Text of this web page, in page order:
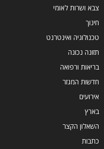
צבא ושרות לאומי
חינוך
טכנולוגיה ואינטרנט
תזונה נכונה
בריאות ורפואה
חדשות המגזר
אירועים
בארץ
השאלון הקצר
כתבות